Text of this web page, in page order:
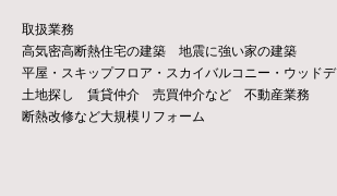
取扱業務
高気密高断熱住宅の建築 地震に強い家の建築
平屋・スキップフロア・スカイバルコニー・ウッド
土地探し 賃貸仲介 売買仲介など 不動産業務
断熱改修など大規模リフォーム